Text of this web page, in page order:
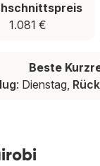
1.081 €
Beste
: Dienstag,